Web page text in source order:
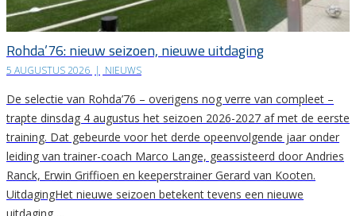
Rohda’76: nieuw seizoen, nieuwe uitdaging
5 AUGUSTUS 2026 | NIEUWS
De selectie van Rohda’76 – overigens nog verre van compleet –
trapte dinsdag 4 augustus het seizoen 2026-2027 af met de eerste
training. Dat gebeurde voor het derde opeenvolgende jaar onder
leiding van trainer-coach Marco Lange, geassisteerd door Andries
Ranck, Erwin Griffioen en keeperstrainer Gerard van Kooten.
UitdagingHet nieuwe seizoen betekent tevens een nieuwe